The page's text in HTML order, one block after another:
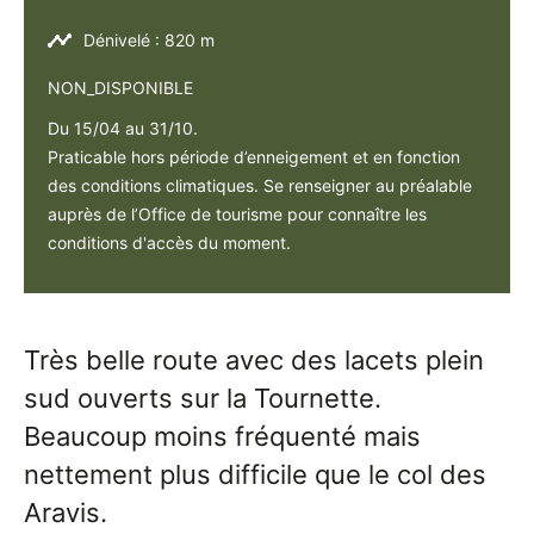
Dénivelé : 820 m
NON_DISPONIBLE
Du 15/04 au 31/10.
Praticable hors période d’enneigement et en fonction
des conditions climatiques. Se renseigner au préalable
auprès de l’Office de tourisme pour connaître les
conditions d'accès du moment.
Très belle route avec des lacets plein
sud ouverts sur la Tournette.
Beaucoup moins fréquenté mais
nettement plus difficile que le col des
Aravis.